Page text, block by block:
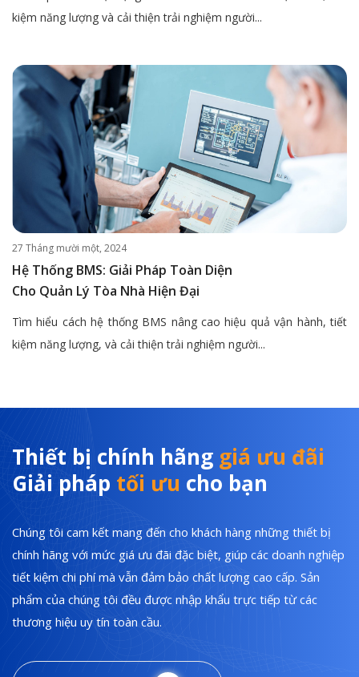
kiệm năng lượng và cải thiện trải nghiệm người...
27 Tháng mười một, 2024
Hệ Thống BMS: Giải Pháp Toàn Diện
Cho Quản Lý Tòa Nhà Hiện Đại
Tìm hiểu cách hệ thống BMS nâng cao hiệu quả vận hành, tiết
kiệm năng lượng, và cải thiện trải nghiệm người...
Thiết bị chính hãng giá ưu đãi
Giải pháp tối ưu cho bạn
Chúng tôi cam kết mang đến cho khách hàng những thiết bị
chính hãng với mức giá ưu đãi đặc biệt, giúp các doanh nghiệp
tiết kiệm chi phí mà vẫn đảm bảo chất lượng cao cấp. Sản
phẩm của chúng tôi đều được nhập khẩu trực tiếp từ các
thương hiệu uy tín toàn cầu.